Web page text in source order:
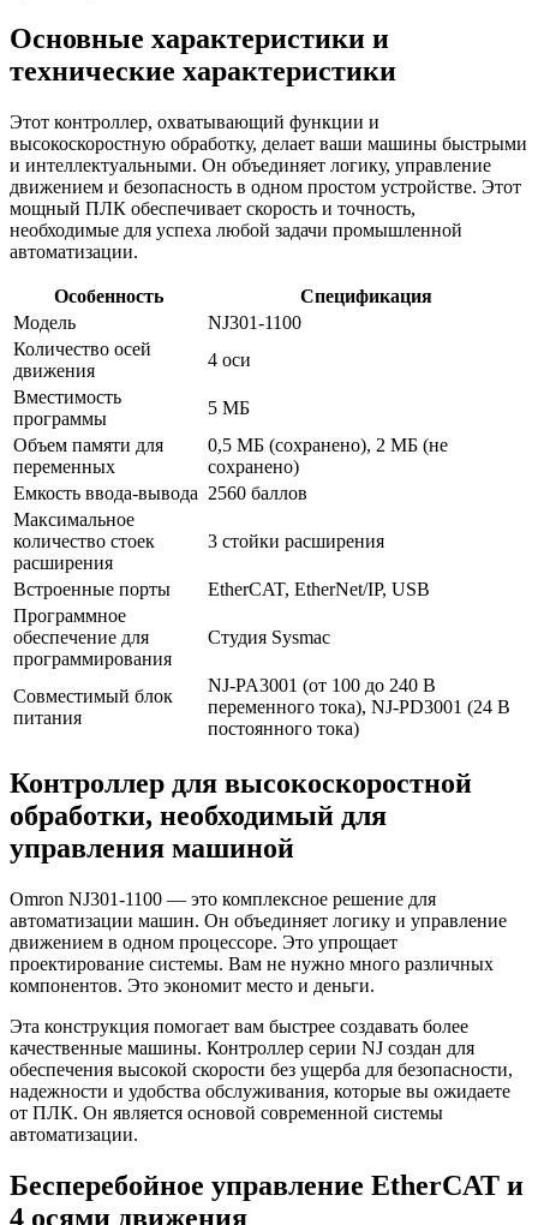
Основные характеристики и
технические характеристики
Этот контроллер, охватывающий функции и
высокоскоростную обработку, делает ваши машины быстрыми
и интеллектуальными. Он объединяет логику, управление
движением и безопасность в одном простом устройстве. Этот
мощный ПЛК обеспечивает скорость и точность,
необходимые для успеха любой задачи промышленной
автоматизации.
Особенность
Спецификация
Модель
NJ301-1100
Количество осей
движения
4 оси
Вместимость
программы
5 МБ
Объем памяти для
переменных
0,5 МБ (сохранено), 2 МБ (не
сохранено)
Емкость ввода-вывода 2560 баллов
Максимальное
количество стоек
расширения
3 стойки расширения
Встроенные порты
EtherCAT, EtherNet/IP, USB
Программное
обеспечение для
программирования
Студия Sysmac
Совместимый блок
питания
NJ-PA3001 (от 100 до 240 В
переменного тока), NJ-PD3001 (24 В
постоянного тока)
Контроллер для высокоскоростной
обработки, необходимый для
управления машиной
Omron NJ301-1100 — это комплексное решение для
автоматизации машин. Он объединяет логику и управление
движением в одном процессоре. Это упрощает
проектирование системы. Вам не нужно много различных
компонентов. Это экономит место и деньги.
Эта конструкция помогает вам быстрее создавать более
качественные машины. Контроллер серии NJ создан для
обеспечения высокой скорости без ущерба для безопасности,
надежности и удобства обслуживания, которые вы ожидаете
от ПЛК. Он является основой современной системы
автоматизации.
Бесперебойное управление EtherCAT и
4 осями движения